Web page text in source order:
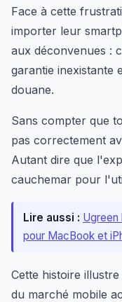
Face à cette
importer leur
aux déconvenues :
garantie inexistante
douane.
Sans compter que
pas correctement
Autant dire que
cauchemar pour
Lire aussi : Ugreen
pour MacBook et
Cette histoire
du marché mobile